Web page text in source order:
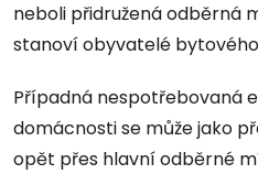
neboli přidružená odběrná
stanoví obyvatelé
Případná nespotřebovaná
domácnosti se může jako
opět přes hlavní odběrné